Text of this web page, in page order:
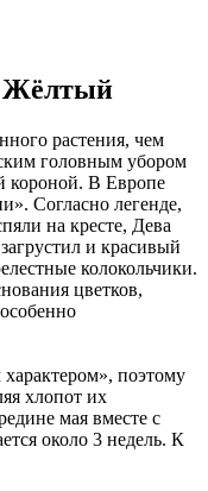
Жёлтый
растения, чем
головным убором
короной. В Европе
Согласно легенде,
на кресте, Дева
и красивый
колокольчики.
цветков,
поэтому
хлопот их
мая вместе с
около 3 недель. К